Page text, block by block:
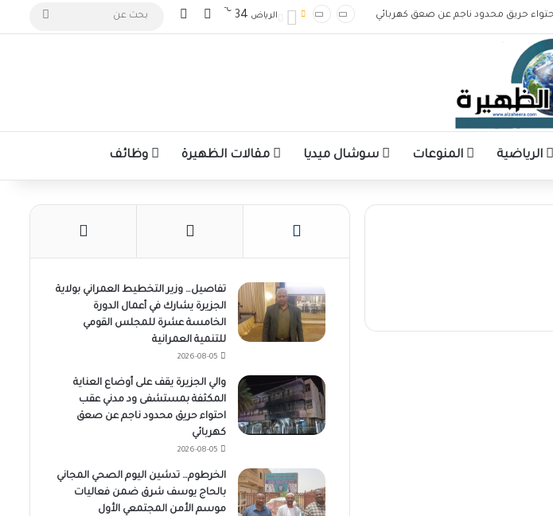
حريق محدود ناجم عن صعق كهربائي الرياض 34
℃ تسجيل الدخول
الوضع المظلم
الرياضية المنوعات سوشال ميديا مقالات الظهيرة وظائف
تفاصيل… وزير التخطيط العمراني بولاية
الجزيرة يشارك في أعمال الدورة
الخامسة عشرة للمجلس القومي
للتنمية العمرانية
2026-08-05
والي الجزيرة يقف على أوضاع العناية
المكثفة بمستشفى ود مدني عقب
احتواء حريق محدود ناجم عن صعق
كهربائي
2026-08-05
الخرطوم… تدشين اليوم الصحي المجاني
بالحاج يوسف شرق ضمن فعاليات
موسم الأمن المجتمعي الأول